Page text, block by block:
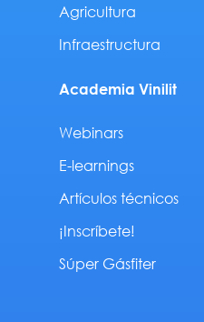
Agricultura
Infraestructura
Academia Vinilit
Webinars
E-learnings
Artículos técnicos
¡Inscríbete!
Súper Gásfiter